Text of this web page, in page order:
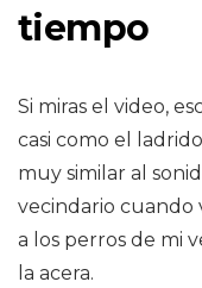
tiempo
Si miras el video,
casi como el
muy similar al
vecindario cuando
a los perros de mi
la acera.